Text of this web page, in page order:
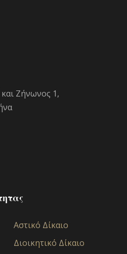
Ζήνωνος 1,
Αστικό Δίκαιo
Διοικητικό Δίκαιο